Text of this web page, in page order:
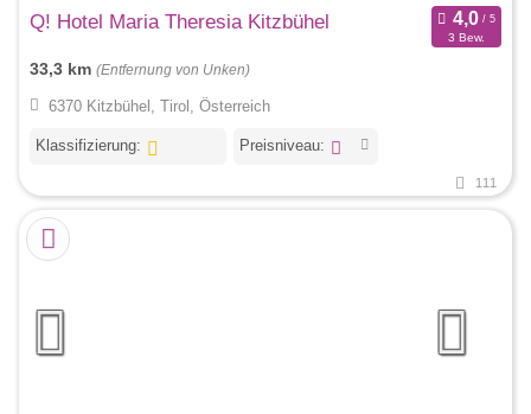
Q! Hotel Maria Theresia Kitzbühel
3 Bew.
33,3 km (Entfernung von Unken)
6370 Kitzbühel, Tirol, Österreich
Klassifizierung: Preisniveau:
111